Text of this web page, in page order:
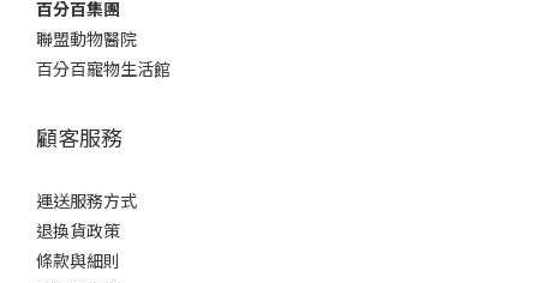
百分百集團
聯盟動物醫院
百分百寵物生活館
顧客服務
運送服務方式
退換貨政策
條款與細則